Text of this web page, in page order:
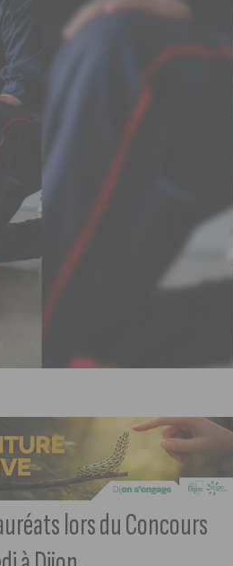
lors du Concours